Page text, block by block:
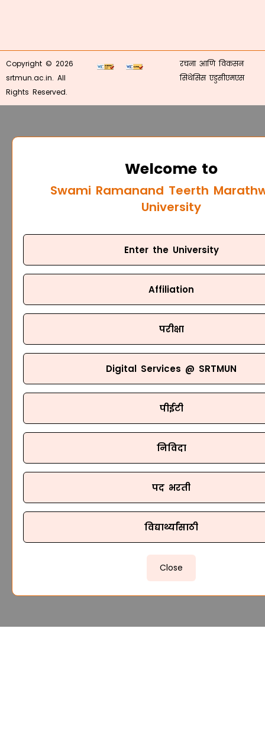
Copyright © 2026
srtmun.ac.in. All
Rights Reserved.
रचना आणि विकसन
सिंथेसिस एडुसीएमएस
Welcome to
Swami Ramanand Teerth
University
Enter the University
Affiliation
परीक्षा
Digital Services @ SRTMUN
पीईटी
निविदा
पद भरती
विद्यार्थ्यांसाठी
Close